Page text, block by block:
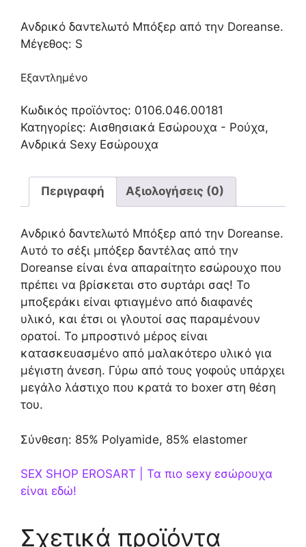
Ανδρικό δαντελωτό Μπόξερ από την Doreanse.
Μέγεθος: S
Εξαντλημένο
Κωδικός προϊόντος: 0106.046.00181
Κατηγορίες: Αισθησιακά Εσώρουχα - Ρούχα,
Ανδρικά Sexy Εσώρουχα
Περιγραφή Αξιολογήσεις (0)
Ανδρικό δαντελωτό Μπόξερ από την Doreanse.
Αυτό το σέξι μπόξερ δαντέλας από την
Doreanse είναι ένα απαραίτητο εσώρουχο που
πρέπει να βρίσκεται στο συρτάρι σας! Το
μποξεράκι είναι φτιαγμένο από διαφανές
υλικό, και έτσι οι γλουτοί σας παραμένουν
ορατοί. Το μπροστινό μέρος είναι
κατασκευασμένο από μαλακότερο υλικό για
μέγιστη άνεση. Γύρω από τους γοφούς υπάρχει
μεγάλο λάστιχο που κρατά το boxer στη θέση
του.
Σύνθεση: 85% Polyamide, 85% elastomer
SEX SHOP EROSART | Τα πιο sexy εσώρουχα
είναι εδώ!
Σχετικά προϊόντα